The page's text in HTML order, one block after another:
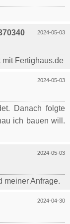
2024-05-03
mit Fertighaus.de
2024-05-03
Danach folgte
ich bauen will.
2024-05-03
meiner Anfrage.
2024-04-30